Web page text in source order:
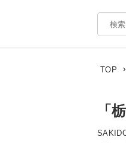
TOP
「